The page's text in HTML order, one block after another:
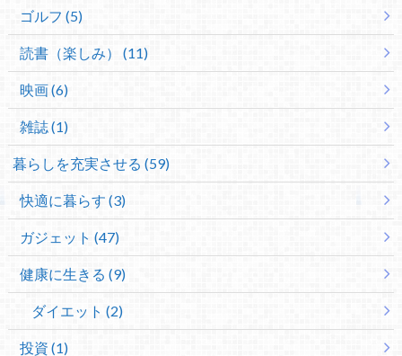
ゴルフ (5)
読書（楽しみ） (11)
映画 (6)
雑誌 (1)
暮らしを充実させる (59)
快適に暮らす (3)
ガジェット (47)
健康に生きる (9)
ダイエット (2)
投資 (1)